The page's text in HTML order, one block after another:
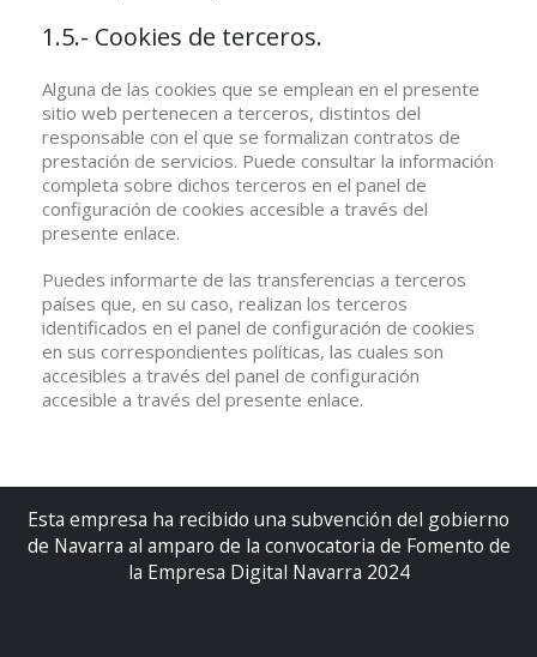
1.5.- Cookies de terceros.
Alguna de las cookies que se emplean en el presente
sitio web pertenecen a terceros, distintos del
responsable con el que se formalizan contratos de
prestación de servicios. Puede consultar la información
completa sobre dichos terceros en el panel de
configuración de cookies accesible a través del
presente enlace.
Puedes informarte de las transferencias a terceros
países que, en su caso, realizan los terceros
identificados en el panel de configuración de cookies
en sus correspondientes políticas, las cuales son
accesibles a través del panel de configuración
accesible a través del presente enlace.
Esta empresa ha recibido una subvención del gobierno
de Navarra al amparo de la convocatoria de Fomento de
la Empresa Digital Navarra 2024